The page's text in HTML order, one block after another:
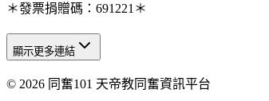
＊發票捐贈碼：691221＊
天人研究總院
顯示更多連結
© 2026 同奮101 天帝教同奮資訊平台